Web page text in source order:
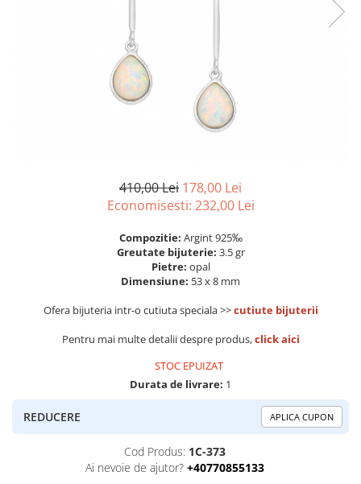
VEZI TOATE BIJUTERIILE ELMIO
Colectia „ Bijuterii cu Email ”
Cadouri Corporate
410,00 Lei 178,00 Lei
Economisesti: 232,00 Lei
Compozitie: Argint 925‰
Greutate bijuterie: 3.5 gr
Pietre: opal
Dimensiune: 53 x 8 mm
Ofera bijuteria intr-o cutiuta speciala >>cutiute bijuterii
Pentru mai multe detalii despre produs,click aici
STOC EPUIZAT
Durata de livrare: 1
REDUCERE APLICA CUPON
Cod Produs: 1C-373
Ai nevoie de ajutor? +40770855133